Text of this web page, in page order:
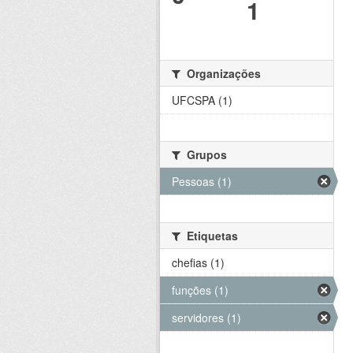
1
Organizações
UFCSPA (1)
Grupos
Pessoas (1)
Etiquetas
chefias (1)
funções (1)
servidores (1)